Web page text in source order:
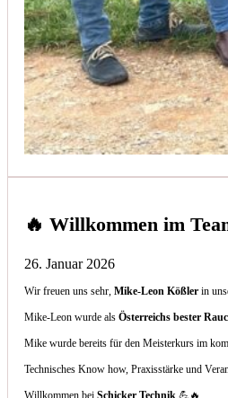
🔥 Willkommen im
26. Januar 2026
Wir freuen uns sehr,Mike-Leon Kößler in
Mike-Leon wurde alsÖsterreichs bester
Mike wurde bereits für den Meisterkurs im
Technisches Know how, Praxisstärke und
Willkommen beiSchicker Technik 💪🔥
Sehr freundlich! Hat alles
Simon Bilek
Anruf, 3 Stunden später
Thomas Gornix
aus unseren Google-Bewertungen
Nettes Team, und